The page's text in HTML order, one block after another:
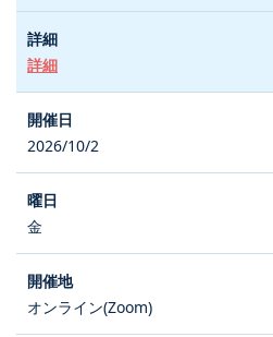
詳細
2026/10/2
金
オンライン(Zoom)